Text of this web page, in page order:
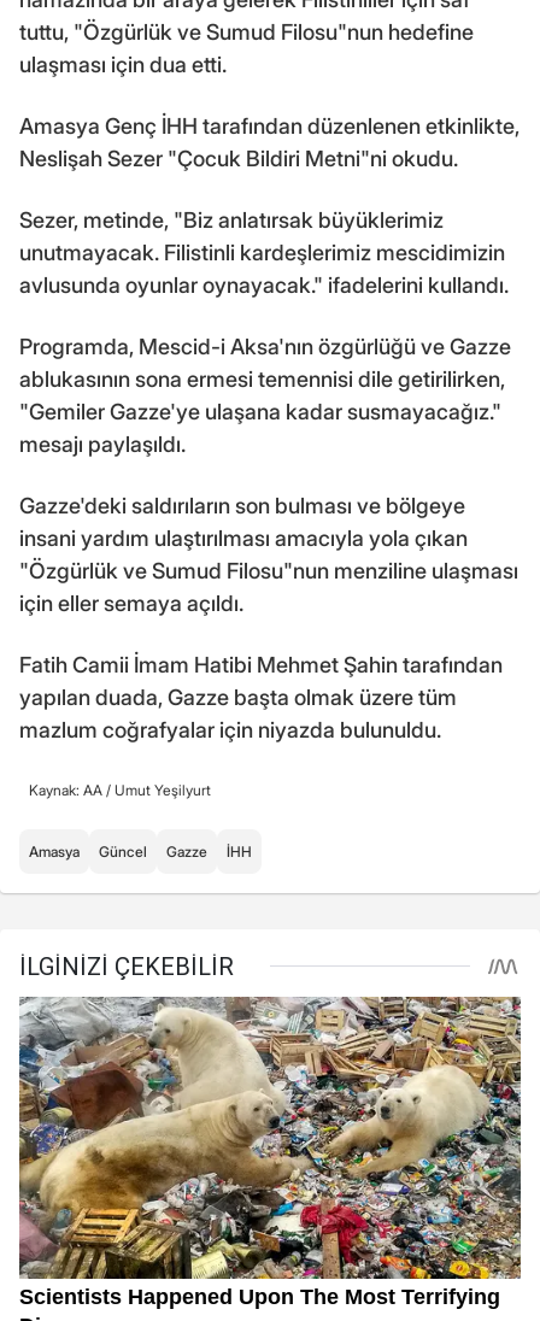
tuttu, "Özgürlük ve Sumud Filosu"nun hedefine
ulaşması için dua etti.
Amasya Genç İHH tarafından düzenlenen etkinlikte,
Neslişah Sezer "Çocuk Bildiri Metni"ni okudu.
Sezer, metinde, "Biz anlatırsak büyüklerimiz
unutmayacak. Filistinli kardeşlerimiz mescidimizin
avlusunda oyunlar oynayacak." ifadelerini kullandı.
Programda, Mescid-i Aksa'nın özgürlüğü ve Gazze
ablukasının sona ermesi temennisi dile getirilirken,
"Gemiler Gazze'ye ulaşana kadar susmayacağız."
mesajı paylaşıldı.
Gazze'deki saldırıların son bulması ve bölgeye
insani yardım ulaştırılması amacıyla yola çıkan
"Özgürlük ve Sumud Filosu"nun menziline ulaşması
için eller semaya açıldı.
Fatih Camii İmam Hatibi Mehmet Şahin tarafından
yapılan duada, Gazze başta olmak üzere tüm
mazlum coğrafyalar için niyazda bulunuldu.
Kaynak: AA / Umut Yeşilyurt
Amasya Güncel Gazze İHH